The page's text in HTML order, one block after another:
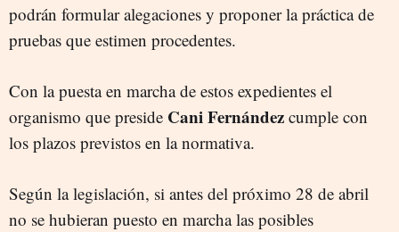
podrán formular alegaciones y proponer la práctica de
pruebas que estimen procedentes.
Con la puesta en marcha de estos expedientes el
organismo que preside Cani Fernández cumple con
los plazos previstos en la normativa.
Según la legislación, si antes del próximo 28 de abril
no se hubieran puesto en marcha las posibles